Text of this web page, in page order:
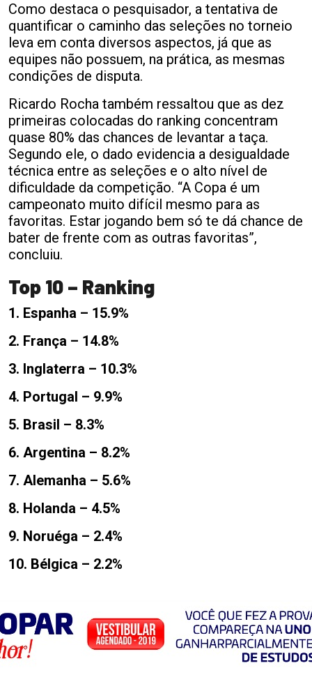
Como destaca o pesquisador, a tentativa de
quantificar o caminho das seleções no torneio
leva em conta diversos aspectos, já que as
equipes não possuem, na prática, as mesmas
condições de disputa.
Ricardo Rocha também ressaltou que as dez
primeiras colocadas do ranking concentram
quase 80% das chances de levantar a taça.
Segundo ele, o dado evidencia a desigualdade
técnica entre as seleções e o alto nível de
dificuldade da competição. “A Copa é um
campeonato muito difícil mesmo para as
favoritas. Estar jogando bem só te dá chance de
bater de frente com as outras favoritas”,
concluiu.
Top 10 – Ranking
1. Espanha – 15.9%
2. França – 14.8%
3. Inglaterra – 10.3%
4. Portugal – 9.9%
5. Brasil – 8.3%
6. Argentina – 8.2%
7. Alemanha – 5.6%
8. Holanda – 4.5%
9. Noruéga – 2.4%
10. Bélgica – 2.2%